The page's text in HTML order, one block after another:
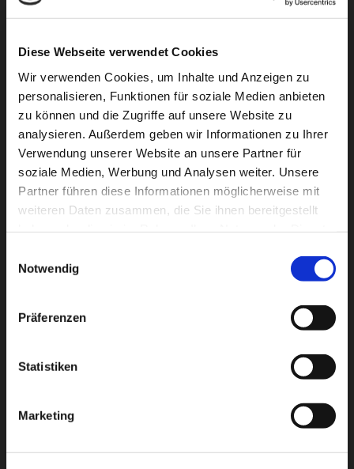
Diese Webseite verwendet Cookies
Wir verwenden Cookies, um Inhalte und Anzeigen zu
personalisieren, Funktionen für soziale Medien anbieten
zu können und die Zugriffe auf unsere Website zu
analysieren. Außerdem geben wir Informationen zu Ihrer
Verwendung unserer Website an unsere Partner für
soziale Medien, Werbung und Analysen weiter. Unsere
Partner führen diese Informationen möglicherweise mit
weiteren Daten zusammen, die Sie ihnen bereitgestellt
Notwendig
Präferenzen
Statistiken
Marketing
unverbindliche Angebotserstellung – transparent, fair